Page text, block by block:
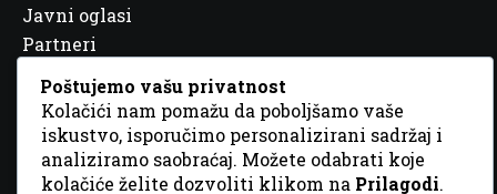
Javni oglasi
Partneri
© 2026 Sva prava zadržana. Dizajn GordonDM
Poštujemo vašu privatnost
Kolačići nam pomažu da poboljšamo vaše
iskustvo, isporučimo personalizirani sadržaj i
analiziramo saobraćaj. Možete odabrati koje
kolačiće želite dozvoliti klikom na Prilagodi.